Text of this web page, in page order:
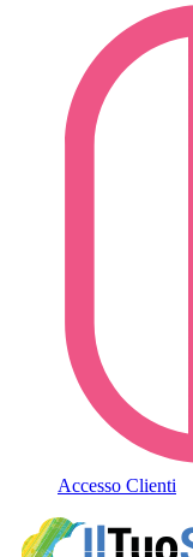
Accesso Clienti